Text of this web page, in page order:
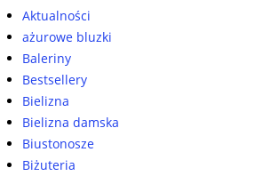
Aktualności
ażurowe bluzki
Baleriny
Bestsellery
Bielizna
Bielizna damska
Biustonosze
Biżuteria